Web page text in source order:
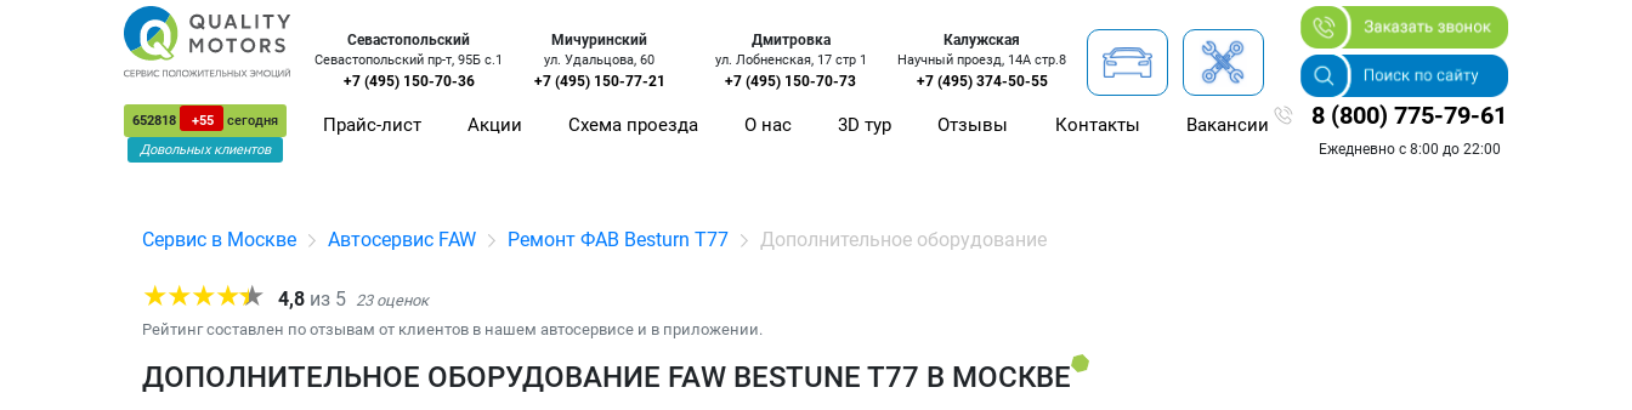
652818 +55
сегодня
Довольных клиентов
Севастопольский
Севастопольский пр-т, 95Б с.1
+7 (495) 150-70-36
Мичуринский
ул. Удальцова, 60
+7 (495) 150-77-21
Дмитровка
ул. Лобненская, 17 стр 1
+7 (495) 150-70-73
Калужская
Научный проезд, 14А стр.8
+7 (495) 374-50-55
Прайс-лист Акции Схема проезда О нас 3D тур Отзывы Контакты Вакансии 8 (800) 775-79-61
Ежедневно с 8:00 до 22:00
Сервис в Москве Автосервис FAW Ремонт ФАВ Besturn T77 Дополнительное оборудование
4,8 из 5 23оценок
Рейтинг составлен по отзывам от клиентов в нашем автосервисе и в приложении.
ДОПОЛНИТЕЛЬНОЕ ОБОРУДОВАНИЕ FAW BESTUNE T77 В МОСКВЕ